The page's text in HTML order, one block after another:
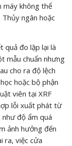
máy không thể
Thủy ngân hoặc
quả đo lặp lại là
mẫu chuẩn nhưng
cho ra độ lệch
hoặc bộ phận
viên tại XRF
lỗi xuất phát từ
độ ẩm quá
ảnh hưởng đến
ra, việc cửa